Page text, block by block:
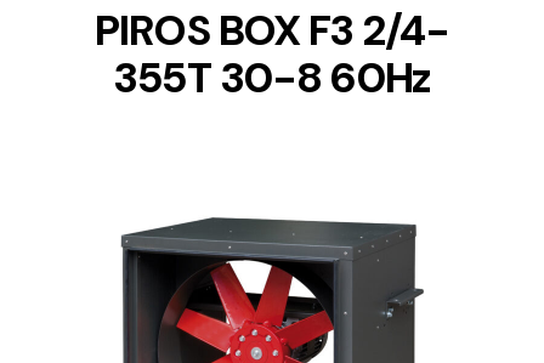
PIROS BOX F3 2/4-
355T 30-8 60Hz